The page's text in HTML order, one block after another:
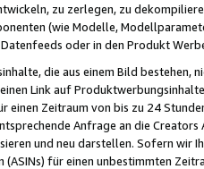
zu zerlegen, zu
(wie Modelle,
Datenfeeds oder in den Produkt
die aus einem Bild bestehen,
Link auf
einen Zeitraum von bis zu 24
Anfrage an die
und neu darstellen. Sofern wir
für einen unbestimmten